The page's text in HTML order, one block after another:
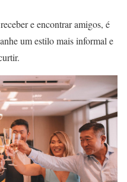
e encontrar amigos, é
um estilo mais informal e